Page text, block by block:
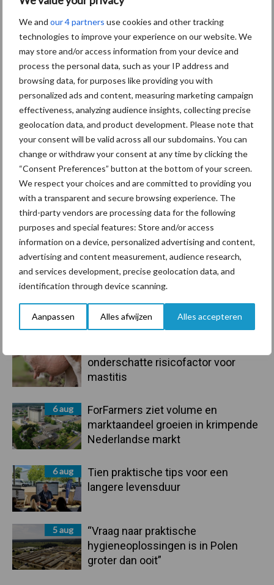
We and our 4 partners use cookies and other tracking
technologies to improve your experience on our website. We
may store and/or access information from your device and
process the personal data, such as your IP address and
browsing data, for purposes like providing you with
personalized ads and content, measuring marketing campaign
effectiveness, analyzing audience insights, collecting precise
geolocation data, and product development. Please note that
your consent will be valid across all our subdomains. You can
change or withdraw your consent at any time by clicking the
“Consent Preferences” button at the bottom of your screen.
We respect your choices and are committed to providing you
with a transparent and secure browsing experience. The
third-party vendors are processing data for the following
purposes and special features: Store and/or access
information on a device, personalized advertising and content,
advertising and content measurement, audience research,
and services development, precise geolocation data, and
identification through device scanning.
Aanpassen Alles afwijzen Alles accepteren
Primaire
Sidebar
Recent nieuws Partner nieuws
7 aug
Grondstoffenmarkt blijft grillig:
droogte en geopolitiek houden
handel in de greep
onderschatte risicofactor voor
mastitis
6 aug
ForFarmers ziet volume en
marktaandeel groeien in krimpende
Nederlandse markt
6 aug
Tien praktische tips voor een
langere levensduur
5 aug
“Vraag naar praktische
hygieneoplossingen is in Polen
groter dan ooit”
Themapagina's
Diergezondheid Bemesting Fokkerij
Bedrijfsnieuws
Ligbox &
Voerhekken
Toon meer